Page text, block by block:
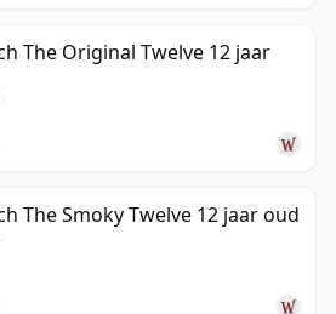
The Original Twelve 12 jaar
The Smoky Twelve 12 jaar oud